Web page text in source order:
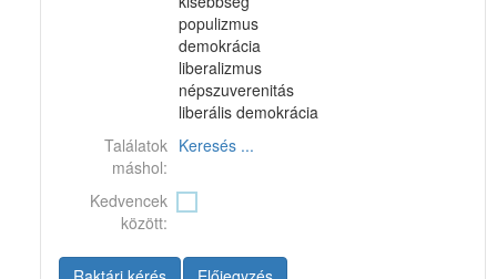
populizmus
demokrácia
liberalizmus
népszuverenitás
liberális demokrácia
Találatok
máshol:
Keresés ...
Kedvencek
között: